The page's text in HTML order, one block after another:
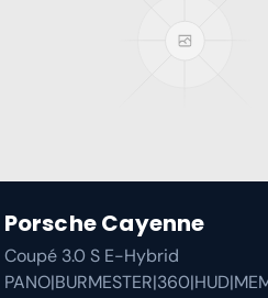
PorscheCayenne
Coupé 3.0 S E-Hybrid